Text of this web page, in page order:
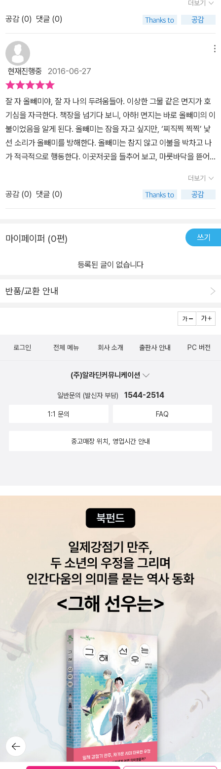
는 이상한 소리~~올빼미는 결국 지붕을 비롯해 거실장, 바닥, 벽면을
모두 뜯어내요.​하지만 결국은 소리의 정체를 찾아내지 못해요.ㅠ​​​​​​울별
이군 올빼미의 행동을 보면서...왜 쥐를 알지 못하냐고 하더라구요.ㅋ​​
계속계속 반복해서 소리의 정체를 찾지 못했던 올빼미는​지붕도, 바닥
도, 벽면도 모두모두 뜯어내었는데요.밤하늘의 달과 별이 보이는것은
좋지만 비가 쏟아지면 어쩌나 살포시 올빼미가 걱정이 되기도 해요.​​
하지만 올빼미는 사방이 다 뚫린 곳에서 드디어 소리의 정체를 찾아
내마음의 안정을 찾은듯~~​소리의 정체와 함께 사이좋게 꿈나라로
빠져버렸네요.​​​​​​아이들은 별것도 아닌것에 두려움을 느끼기도 하지요.
아이들이 느끼는 그 무엇, 소리, 정체는 간혹 아이들 마음속에 두려움
이나 공포심을불러일으키기도 하는것 같아요.​정작 그 실체와 마주했
을때에는 아무것도 아닌데 말이죠.​유아창작그림책 <잘자, 올빼미야!
기를 가질 수 있게 이끌어 주는 책으로겁이 많거나 별것도 아닌일에
두려움을 느끼는 아이에게 읽어주면 좋은 예쁜 그림동화책이 아닌가
해요.
결국 올빼미는 그 이상한 소리와 잠을 자지요...가끔 밤에 잠자기 싫어
리가 들린다 하며 여기저기 다니는걸 좋아하는데...올빼미를 보면서
그생각이 들었어요..ㅎㅎ 올빼미도 장식장을 뒤지고, 벽이며 바
닥, 천장을 부수기전 소리나는쪽에귀기울여 들었다면 쉽게 누군지 짐
작했을텐데...성미급한 올빼미는 밤새도록 이상한소리를 찾으려고 과
격한 행동을 하더라구요 그리고 나중엔 앵그리버드가 되어 망치
를 들고 이리저리 다니는 모습을 보더니아들이 한마디 하더라구요앵
그리 버드가 여기있네그렉피졸리 전작 [수박씨를 삼켰어]도 보면 글
밥보다는 그림을 통해 아이들에게 기쁨을 선사한것처럼이번 [잘자,올
빼미야]도 그림을 큼지막하게 그려 잠자지 않는 아이들 모습을 보여
보이는 모습을 작가는 올빼미를 통해 보여주니 웃음이 나더라구요...
ㅎㅎ아이들이 올빼미처럼 찍찍 소리에 흥분하며 상상의 나래를 펼치
는 모습과 다르지 않았어요.. 잠없는 아들이 이책을 보더니 '엄
가 바로 이런것아닐까 싶어요..ㅎㅎ잠자기전 읽는책을 베드북이라고
하던데...[잘자,올빼미야]를 읽고나니 잠이 몰려온다는건이책 효과가
제대로 발휘된거죠~~~생쥐와 올빼미의 쫓고 쫓기는 모습에서 엄마
친구가 되어 밤새도록 꿈나라를 헤젖고 다닐거에요..ㅎ-위 서평은 해
자기 들려오는 이상한 소리에 잔뜩 예민해진 올빼미가 등장하고
~ 생전 처음 듣는 소리에 올빼미는 깜짝 놀라 소리의 원인을
찾기 시작하는데.. 문
을 열어보아도 아무도 없고..장식장을 비워도 왜 소리가 나는지 알 수
없었다지요. 급기야 거
실 바닥을 뜯어내고, 지붕까지 헐어 버리고!!!! 그래도 잠이 오
지 않는 올빼미.금방이라도 다시 소리가 들릴 것만 같았답니다~결국
남아있던 벽 마저 모두 허물어버린 후..... 올빼미는 드디어.이상
한 소리의 비밀을 찾아냈지요!!!과연 소리의 정체는......??? :) 어두
운 밤, 작은 소리나 촉감에 예민해진 아이들에게 이런 두려움은 어쩌
면 더 큰 공포를 느낄 수 있다고~책을 읽으며 올빼미처럼 이상한 소
리의 실체를 찾아가는 과정을 함께 지켜보고순간순간의 감정의 변화
를 함께 느껴보며 두려움과 마주할 수 있는 용기를 키울 수 있게 해주
면 어떨까. 어른에겐 다소 황당할 수 있는 이야기의 결말이아이
독서로 함께하는 책!뽀로로에게 올빼미를 소개시켜주며 미니 나름대
로의 새로운 스토리도 만들어내고 있는 요즘
려워하는 아이에게 적극 추천합니다~
더보기
공감 (0) 댓글 (0)
현재진행중 2016-06-27
잘 자 올빼미야, 잘 자 나의 두려움들아. 이상한 그물 같은 면지가 호
기심을 자극한다. 책장을 넘기다 보니, 아하! 면지는 바로 올빼미의 이
불이었음을 알게 된다. 올빼미는 잠을 자고 싶지만, ‘찌직찍 찍찍’ 낯
선 소리가 올빼미를 방해한다. 올빼미는 참지 않고 이불을 박차고 나
가 적극적으로 행동한다. 이곳저곳을 들추어 보고, 마룻바닥을 뜯어
히 찍찍거리는 소리가 난다. 올빼미는 찍찍거리는 쥐를 마주하고서
자신의 행동과 생각을 바꾼다. 이상한 소리를 없애려고 하지 않고, 웃
으며 ‘안녕’이라고 인사한다. 그때야 비로소 올빼미는 잠을 자게 된다.
기다린다고 낯선 두려움은 해결되지 않는다. 적극적으로 행동하고,
진다. 또한, 비로소 내가 마주한 두려움은 내가 더 성장하기 위한 발판
많은 철학적 의미를 짚어볼 수 있어서 참 좋았다.
더보기
공감 (0) 댓글 (0)
마이페이퍼 (0편) 쓰기
등록된 글이 없습니다
반품/교환 안내
뒤로가
기
로그인 전체 메뉴 회사 소개 출판사 안내 PC 버전
(주)알라딘커뮤니케이션
일반문의 (발신자 부담) 1544-2514
1:1 문의 FAQ
중고매장 위치, 영업시간 안내